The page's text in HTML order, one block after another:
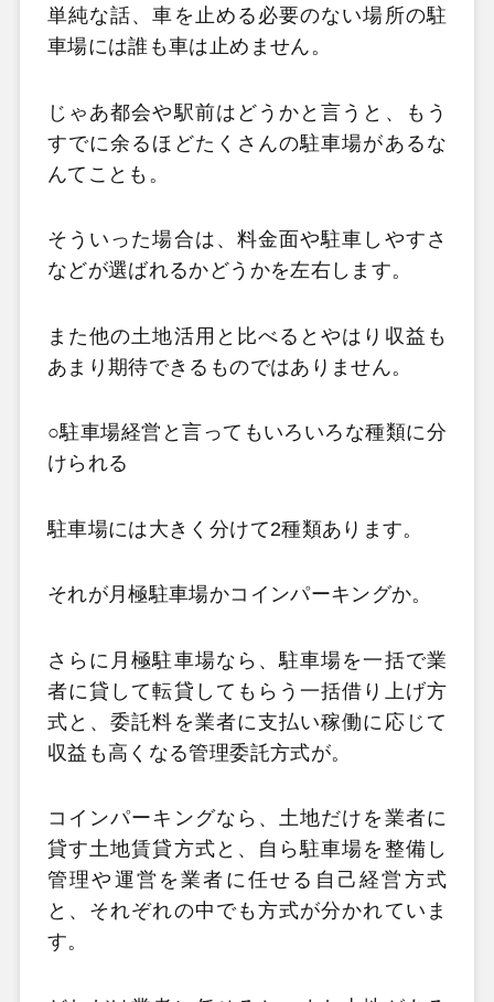
単純な話、車を止める必要のない場所の駐
車場には誰も車は止めません。
じゃあ都会や駅前はどうかと言うと、もう
すでに余るほどたくさんの駐車場があるな
んてことも。
そういった場合は、料金面や駐車しやすさ
などが選ばれるかどうかを左右します。
また他の土地活用と比べるとやはり収益も
あまり期待できるものではありません。
○駐車場経営と言ってもいろいろな種類に分
けられる
駐車場には大きく分けて2種類あります。
それが月極駐車場かコインパーキングか。
さらに月極駐車場なら、駐車場を一括で業
者に貸して転貸してもらう一括借り上げ方
式と、委託料を業者に支払い稼働に応じて
収益も高くなる管理委託方式が。
コインパーキングなら、土地だけを業者に
貸す土地賃貸方式と、自ら駐車場を整備し
管理や運営を業者に任せる自己経営方式
と、それぞれの中でも方式が分かれていま
す。